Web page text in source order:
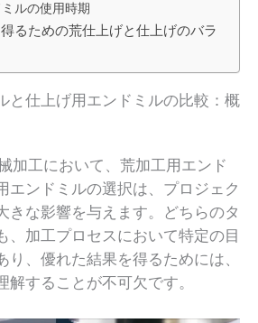
ルの使用時期
るための荒仕上げと仕上げのバラ
と仕上げ用エンドミルの比較：概
加工において、荒加工用エンド
エンドミルの選択は、プロジェク
きな影響を与えます。どちらのタ
、加工プロセスにおいて特定の目
り、優れた結果を得るためには、
解することが不可欠です。